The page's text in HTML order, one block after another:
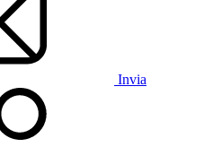
Invia